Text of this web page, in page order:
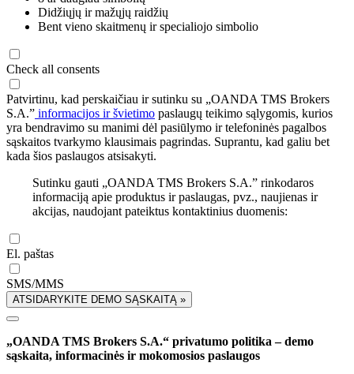
Didžiųjų ir mažųjų raidžių
Bent vieno skaitmenų ir specialiojo simbolio
Check all consents
Patvirtinu, kad perskaičiau ir sutinku su „OANDA TMS Brokers
S.A.” informacijos ir švietimo paslaugų teikimo sąlygomis, kurios
yra bendravimo su manimi dėl pasiūlymo ir telefoninės pagalbos
sąskaitos tvarkymo klausimais pagrindas. Suprantu, kad galiu bet
kada šios paslaugos atsisakyti.
Sutinku gauti „OANDA TMS Brokers S.A.” rinkodaros
informaciją apie produktus ir paslaugas, pvz., naujienas ir
akcijas, naudojant pateiktus kontaktinius duomenis:
El. paštas
SMS/MMS
ATSIDARYKITE DEMO SĄSKAITĄ »
„OANDA TMS Brokers S.A.“ privatumo politika – demo
sąskaita, informacinės ir mokomosios paslaugos